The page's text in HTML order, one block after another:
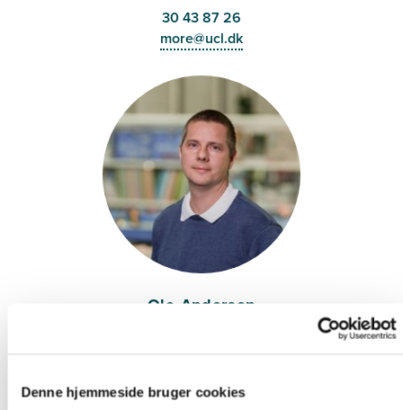
Denne hjemmeside bruger cookies
30 43 87 26
more@ucl.dk
Ole Andersen
Pædagogisk konsulent, naturfag og science